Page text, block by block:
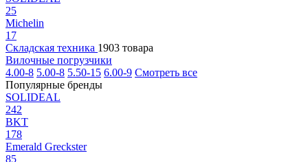
25
Michelin
17
Складская техника 1903 товара
Вилочные погрузчики
4.00-8 5.00-8 5.50-15 6.00-9 Смотреть все
Популярные бренды
SOLIDEAL
242
BKT
178
Emerald Greckster
85